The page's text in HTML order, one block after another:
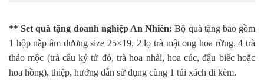
** Set quà tặng doanh nghiệp An Nhiên: Bộ quà tặng bao gồm
1 hộp nắp âm dương size 25×19, 2 lọ trà mật ong hoa rừng, 4 trà
thảo mộc (trà câu kỷ tử đỏ, trà hoa nhài, hoa cúc, đậu biếc hoặc
hoa hồng), thiệp, hướng dẫn sử dụng cùng 1 túi xách đi kèm.